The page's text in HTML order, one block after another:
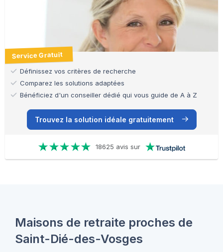
Service Gratuit
Définissez vos critères de recherche
Comparez les solutions adaptées
Bénéficiez d'un conseiller dédié qui vous guide de A à Z
Trouvez la solution idéale gratuitement
18625 avis sur
Maisons de retraite proches de
Saint-Dié-des-Vosges